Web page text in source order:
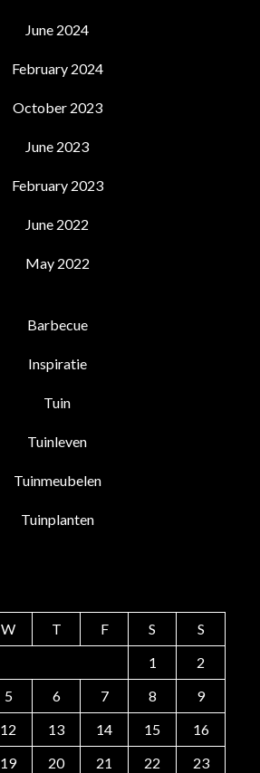
June 2024
February 2024
October 2023
June 2023
February 2023
June 2022
May 2022
Barbecue
Inspiratie
Tuin
Tuinleven
Tuinmeubelen
Tuinplanten
W T F S
S
1
2
5 6 7 8
9
12 13 14 15
16
19 20 21 22 23